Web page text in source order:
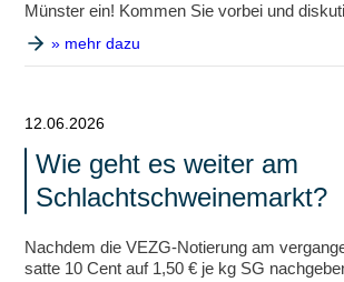
Münster ein! Kommen Sie vorbei und
» mehr dazu
12.06.2026
Wie geht es weiter am
Schlachtschweinemarkt?
Nachdem die VEZG-Notierung am
satte 10 Cent auf 1,50 € je kg SG